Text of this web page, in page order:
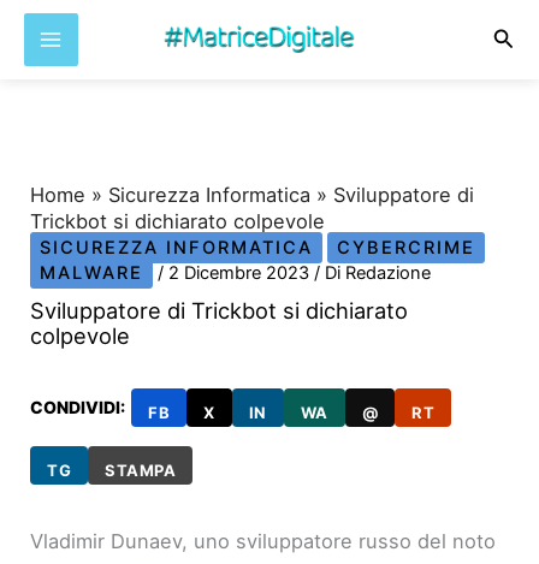
Home » Sicurezza Informatica » Sviluppatore di
Trickbot si dichiarato colpevole
SICUREZZA INFORMATICA
CYBERCRIME
MALWARE
/ 2 Dicembre 2023/ Di Redazione
Sviluppatore di Trickbot si dichiarato
colpevole
CONDIVIDI: FB X IN WA @ RT
TG STAMPA
Vladimir Dunaev, uno sviluppatore russo del noto